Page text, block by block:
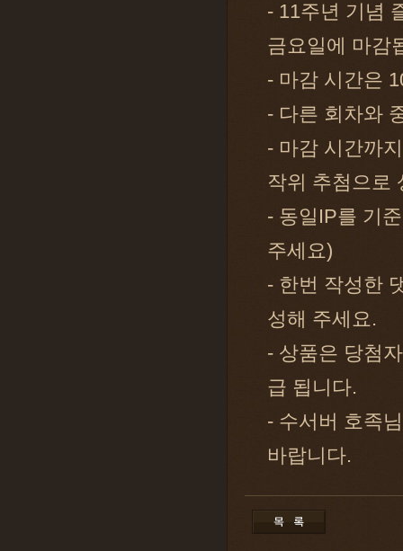
- 11주년 기념
금요일에 마감
- 마감 시간은
- 다른 회차와
- 마감 시간까
작위 추첨으로
- 동일IP를 기
주세요)
- 한번 작성한
성해 주세요.
- 상품은 당첨
급 됩니다.
- 수서버 호족
바랍니다.